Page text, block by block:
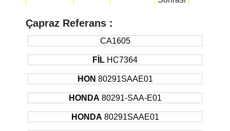
DAIHATSU TERIOS
DAIHATSU TERIOS Suv 63KW
2001 -
2005
DAIHATSU TERIOS Suv
2005 -
Sonrası
63KW
DAIHATSU TERIOS Suv 77KW
Çapraz Referans :
CA1605
FİL HC7364
HON 80291SAAE01
HONDA 80291-SAA-E01
HONDA 80291SAAE01